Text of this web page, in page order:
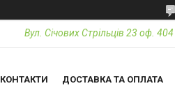
Вул. Січових Стрільців 23 оф.
КОНТАКТИ ДОСТАВКА ТА ОПЛАТА